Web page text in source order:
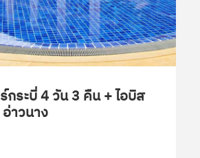
กระบี่ 4 วัน 3 คืน + ไอบิส
าวนาง